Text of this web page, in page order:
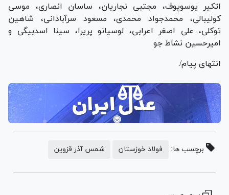
اتکیر یوسوپوف، مجتبی نجاریان، ساسان انصاری، موسی
کولیبالی، محمدجواد محمدی، مسعود سرآبادانی، شاهین
توکلی، علی اصغر اعرابی، لوسیانو پریرا، سینا اسدبیگی و
امیرحسین نشاط جو
انتهای پیام/
برچسب ها: فولاد خوزستان شمس آذر قزوین